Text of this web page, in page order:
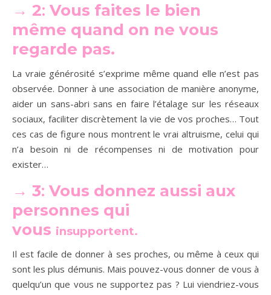
→ 2: Vous faites le bien
même quand on ne vous
regarde pas.
La vraie générosité s’exprime même quand elle n’est pas
observée. Donner à une association de manière anonyme,
aider un sans-abri sans en faire l’étalage sur les réseaux
sociaux, faciliter discrètement la vie de vos proches… Tout
ces cas de figure nous montrent le vrai altruisme, celui qui
n’a besoin ni de récompenses ni de motivation pour
exister…
→ 3: Vous donnez aussi aux
personnes qui
vous insupportent.
Il est facile de donner à ses proches, ou même à ceux qui
sont les plus démunis. Mais pouvez-vous donner de vous à
quelqu’un que vous ne supportez pas ? Lui viendriez-vous